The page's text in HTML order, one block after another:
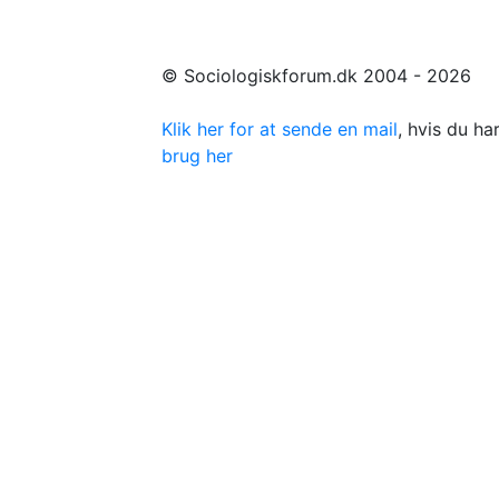
© Sociologiskforum.dk 2004 - 2026
Klik her for at sende en mail, hvis du
brug her